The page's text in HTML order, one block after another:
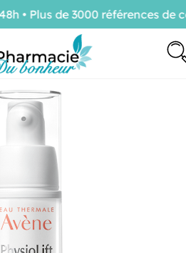
• Plus de 3000 références de